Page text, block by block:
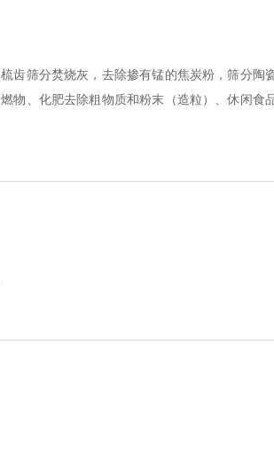
齿筛分焚烧灰，去除掺有锰的焦炭粉，筛分陶
物、化肥去除粗物质和粉末（造粒）、休闲食